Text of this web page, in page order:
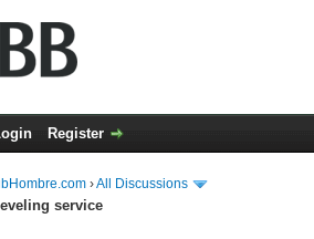
Register
›All Discussions
service